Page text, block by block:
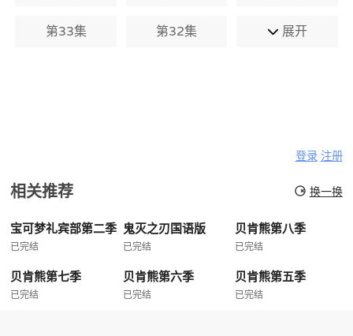
第33集 第32集 展开
登录 注册
相关推荐 换一换
宝可梦礼宾部第二季
已完结
鬼灭之刃国语版
已完结
贝肯熊第八季
已完结
贝肯熊第七季
已完结
贝肯熊第六季
已完结
贝肯熊第五季
已完结